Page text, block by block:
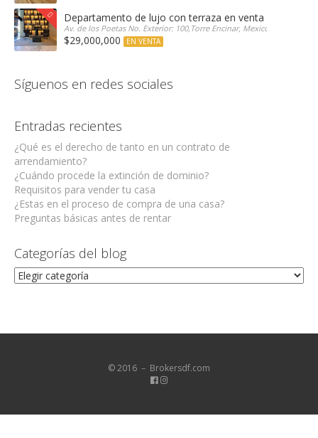
Departamento de lujo con terraza en venta Encinar en
Av. de los Poetas No. Exterior: 100,Torre Encinar, Mexico
$29,000,000 EN VENTA
Síguenos en redes sociales
Entradas recientes
¿Qué es el derecho de tanto en un contrato de
arrendamiento?
¿Cuándo procede la extinción de dominio?
Requisitos para vender tu casa
¿Estas en el proceso de compra de una casa?
Preguntas básicas antes de rentar
Categorías del blog
Categorías
del
© 2016 － Brokersdf.com